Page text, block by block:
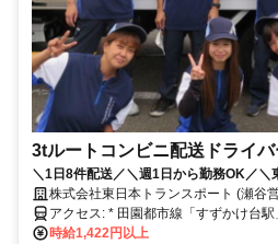
3tルートコンビニ配送ドライバ
＼1日8件配送／＼週1日から勤務OK／＼
プで安定！／＼中高年、ミドル活躍中／
株式会社東日本トランスポート (瀬谷
アクセス: * 田園都市線「すずかけ台駅」「南町田グランベリーパーク
駅」から車8分 * 相鉄本線「瀬谷駅」
時給1,422円以上